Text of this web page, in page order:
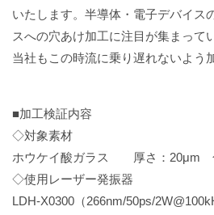
いたします。半導体・電子デバイス
スへの穴あけ加工に注目が集まって
当社もこの時流に乗り遅れないよう
■加工検証内容
◇対象素材
ホウケイ酸ガラス 厚さ：20μm
◇使用レーザー発振器
LDH-X0300（266nm/50ps/